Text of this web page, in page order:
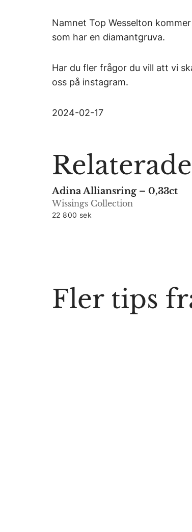
Namnet Top Wesselton
som har en diamantgruva.
Har du fler frågor du vill att vi
oss på instagram.
2024-02-17
Adina Alliansring – 0,33ct
Wissings Collection
22 800 sek
Fler tips